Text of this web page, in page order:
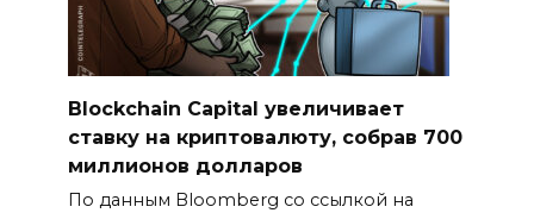
Blockchain Capital увеличивает
ставку на криптовалюту, собрав 700
миллионов долларов
По данным Bloomberg со ссылкой на